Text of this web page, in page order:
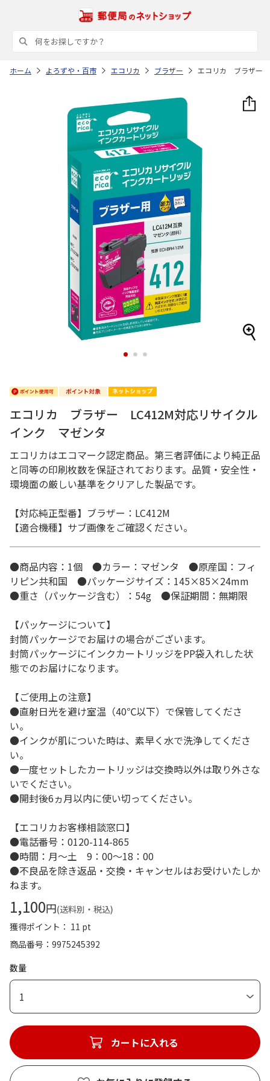
ホーム よろずや・百市 エコリカ ブラザー エコリカ ブラザー
1 2 3
エコリカ ブラザー LC412M対応リサイクル
インク マゼンタ
エコリカはエコマーク認定商品。第三者評価により純正品
と同等の印刷枚数を保証されております。品質・安全性・
環境面の厳しい基準をクリアした製品です。
【対応純正型番】ブラザー：LC412M
【適合機種】サブ画像をご確認ください。
●商品内容：1個 ●カラー：マゼンタ ●原産国：フィ
リピン共和国 ●パッケージサイズ：145×85×24mm
●重さ（パッケージ含む）：54g ●保証期間：無期限
【パッケージについて】
封筒パッケージでお届けの場合がございます。
封筒パッケージにインクカートリッジをPP袋入れした状
態でのお届けになります。
【ご使用上の注意】
●直射日光を避け室温（40℃以下）で保管してくださ
い。
●インクが肌についた時は、素早く水で洗浄してくださ
い。
●一度セットしたカートリッジは交換時以外は取り外さな
いでください。
●開封後6ヵ月以内に使い切ってください。
【エコリカお客様相談窓口】
●電話番号：0120-114-865
●時間：月～土 9：00～18：00
●不良品を除き返品・交換・キャンセルはお受けいたしか
ねます。
1,100円(送料別・税込)
獲得ポイント： 11 pt
商品番号
9975245392
数量
1
カートに入れる